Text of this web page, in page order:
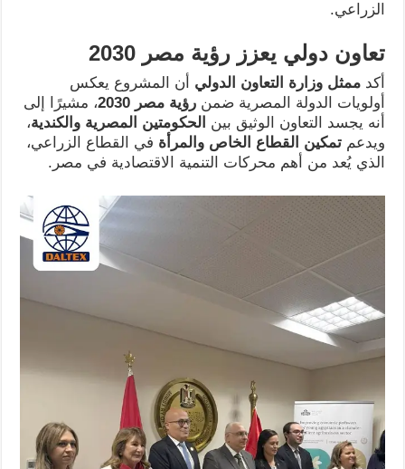
الزراعي.
تعاون دولي يعزز رؤية مصر 2030
أكد ممثل وزارة التعاون الدوليأن المشروع يعكس
أولويات الدولة المصرية ضمن رؤية مصر 2030
، مشيرًا إلى
أنه يجسد التعاون الوثيق بين الحكومتين المصرية والكندية،
ويدعم تمكين القطاع الخاص والمرأةفي القطاع الزراعي،
الذي يُعد من أهم محركات التنمية الاقتصادية في مصر.